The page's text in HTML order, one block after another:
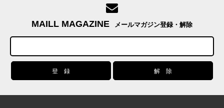
MAILL MAGAZINE メールマガジン登録・解除